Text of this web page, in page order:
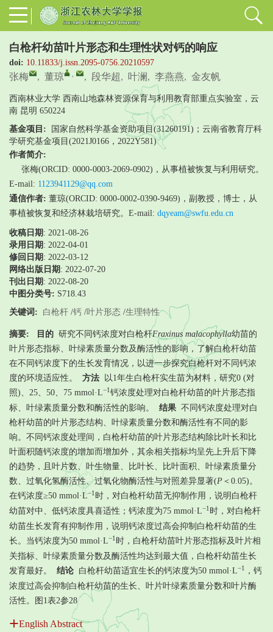
白枪杆幼苗叶片形态和生理性状对钙的响应
doi: 10.11833/j.issn.2095-0756.20210597
张梅 , 董琼 , , 段华超, 叶澜, 李燕燕, 金友帆
西南林业大学 西南山地森林资源保育与利用教育部重点实验室，云
南 昆明 650224
基金项目: 国家自然科学基金资助项目(31260191)；云南省教育厅科
学研究基金项目(2021J0166，2022Y581)
作者简介:
张梅(ORCID: 0000-0003-2069-0902)，从事植被恢复与利用研究。
E-mail: 1123941129@qq.com
通信作者: 董琼(ORCID: 0000-0002-0390-9469)，副教授，博士，从
事植被恢复和经济林栽培研究。E-mail: dqyeam@swfu.edu.cn
收稿日期 : 2021-08-26
录用日期 : 2022-04-01
修回日期 : 2022-03-12
网络出版日期 : 2022-07-20
刊出日期 : 2022-08-20
中图分类号: S718.43
关键词:
白枪杆 /钙 /叶片形态 /生理特性
摘要: 目的 研究不同钙浓度对白枪杆Fraxinus malacophylla幼苗的
叶片形态指标、叶绿素质量分数及酶活性的影响，了解白枪杆幼苗
在不同钙浓度下的生长发育情况，以进一步探究白枪杆对不同钙浓
度的环境适应性。
方法 以1年生白枪杆实生苗为材料，研究0 (对
照)、25、50、75 mmol·L−1 钙浓度处理对白枪杆幼苗的叶片形态指
标、叶绿素质量分数和酶活性的影响。
结果 不同钙浓度处理对白
枪杆幼苗的叶片形态结构、叶绿素质量分数和酶活性有不同的影
响。不同钙浓度处理间，白枪杆幼苗的叶片形态结构除比叶长和比
叶面积随钙浓度的增加而增加外，其余相关指标均呈先上升后下降
的趋势，且叶片数、叶生物量、比叶长、比叶面积、叶绿素质量分
数、过氧化氢酶活性、过氧化物酶活性与对照差异显著(P ＜0.05)。
在钙浓度≥50 mmol·L−1 时，对白枪杆幼苗无抑制作用，说明白枪杆
幼苗对中、低钙浓度具喜适性；钙浓度为75 mmol·L−1 时，对白枪杆
幼苗生长发育有抑制作用，说明钙浓度过高会抑制白枪杆幼苗的生
长。当钙浓度为50 mmol·L−1 时，白枪杆幼苗叶片形态指标及叶片相
关指标、叶绿素质量分数及酶活性均达到最大值，白枪杆幼苗生长
发育最好。
结论 白枪杆幼苗适宜生长的钙浓度为50 mmol·L−1
，钙
浓度过高会抑制白枪杆幼苗的生长、叶片叶绿素质量分数和叶片酶
活性。图1表2参28
English Abstract